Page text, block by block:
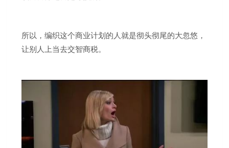
所以，编织这个商业计划的人就是彻头彻尾的大忽悠，
让别人上当去交智商税。